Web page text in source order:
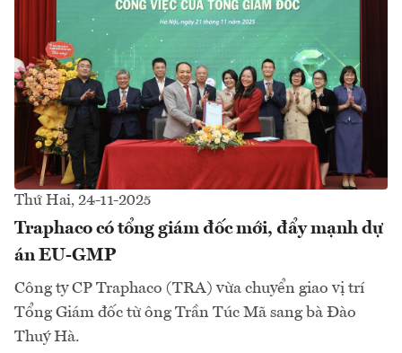
Thứ Hai, 24-11-2025
Traphaco có tổng giám đốc mới, đẩy mạnh dự
án EU-GMP
Công ty CP Traphaco (TRA) vừa chuyển giao vị trí
Tổng Giám đốc từ ông Trần Túc Mã sang bà Đào
Thuý Hà.